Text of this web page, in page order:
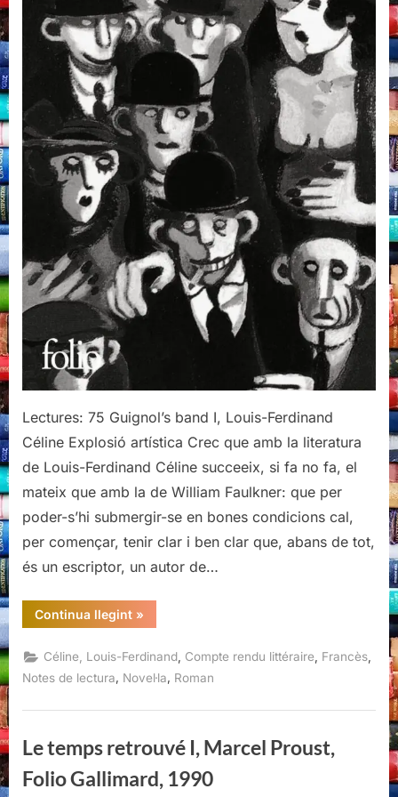
Lectures: 75 Guignol’s band I, Louis-Ferdinand
Céline Explosió artística Crec que amb la literatura
de Louis-Ferdinand Céline succeeix, si fa no fa, el
mateix que amb la de William Faulkner: que per
poder-s’hi submergir-se en bones condicions cal,
per començar, tenir clar i ben clar que, abans de tot,
és un escriptor, un autor de…
Continua llegint“Guignol’s
band
Louis-
Ferdinand
Céline,
Éditions
1989”
»
Céline, Louis-Ferdinand Compte rendu littéraire Francès
Notes de lectura, Novel·la, Roman
Le temps retrouvé I, Marcel Proust,
Folio Gallimard, 1990